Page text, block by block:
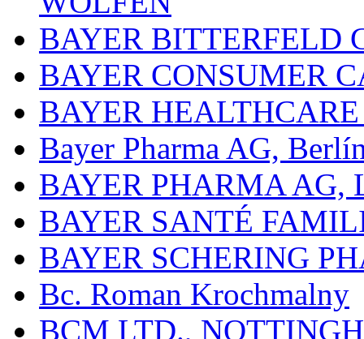
BAYER BITTERFELD
BAYER CONSUMER
BAYER
Bayer Pharma AG,
BAYER PHARMA AG,
BAYER SANTÉ
BAYER SCHERING
Bc. Roman Krochmalny
BCM LTD.,